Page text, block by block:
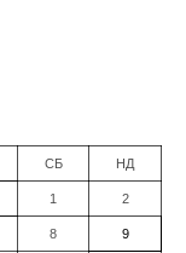
СБ НД
1 2
8 9